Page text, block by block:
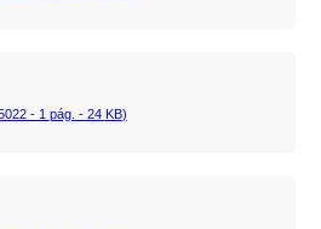
- 1 pág. - 24 KB)